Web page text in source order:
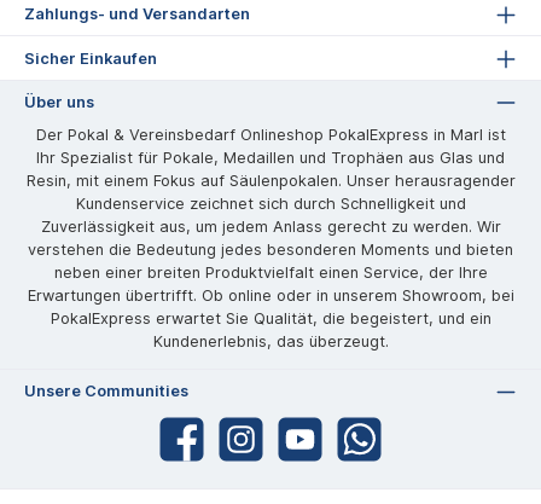
Zahlungs- und Versandarten
Sicher Einkaufen
Über uns
Der Pokal & Vereinsbedarf Onlineshop PokalExpress in Marl ist
Ihr Spezialist für Pokale, Medaillen und Trophäen aus Glas und
Resin, mit einem Fokus auf Säulenpokalen. Unser herausragender
Kundenservice zeichnet sich durch Schnelligkeit und
Zuverlässigkeit aus, um jedem Anlass gerecht zu werden. Wir
verstehen die Bedeutung jedes besonderen Moments und bieten
neben einer breiten Produktvielfalt einen Service, der Ihre
Erwartungen übertrifft. Ob online oder in unserem Showroom, bei
PokalExpress erwartet Sie Qualität, die begeistert, und ein
Kundenerlebnis, das überzeugt.
Unsere Communities